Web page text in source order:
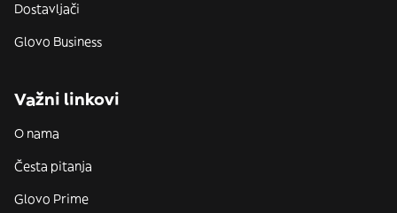
Dostavljači
Glovo Business
Važni linkovi
O nama
Česta pitanja
Glovo Prime